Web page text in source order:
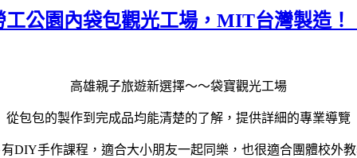
公園內袋包觀光工場，MIT台灣製造！
高雄親子旅遊新選擇～～袋寶觀光工場
從包包的製作到完成品均能清楚的了解，提供詳細的專業導覽
DIY手作課程，適合大小朋友一起同樂，也很適合團體校外